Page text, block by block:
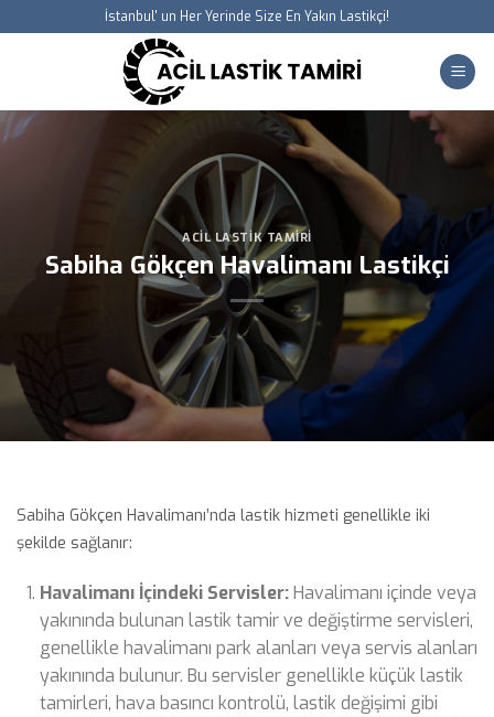
to
İstanbul' un Her Yerinde Size En Yakın Lastikçi!
ACIL LASTIK TAMIRI
Sabiha Gökçen Havalimanı Lastikçi
Sabiha Gökçen Havalimanı’nda lastik hizmeti genellikle iki
şekilde sağlanır:
Havalimanı İçindeki Servisler:Havalimanı içinde veya
yakınında bulunan lastik tamir ve değiştirme servisleri,
genellikle havalimanı park alanları veya servis alanları
yakınında bulunur. Bu servisler genellikle küçük lastik
tamirleri, hava basıncı kontrolü, lastik değişimi gibi